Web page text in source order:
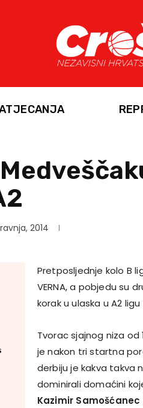
2014
Pretposljednje kolo B
VERNA, a pobjedu su
korak u ulaska u A2
Tvorac sjajnog niza
je nakon tri startna
derbiju je kakva takva
dominirali domaćini
Kazimir Samošćanec